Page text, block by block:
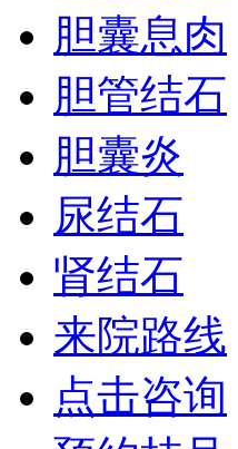
胆囊息肉
胆管结石
胆囊炎
尿结石
肾结石
来院路线
点击咨询